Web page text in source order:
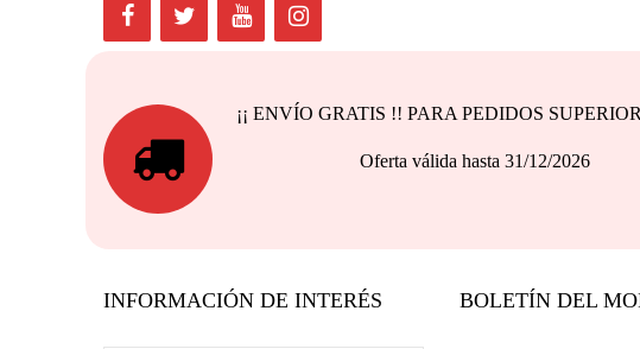
¡¡ ENVÍO GRATIS !! PARA PEDIDOS
Oferta válida hasta 31/
INFORMACIÓN DE INTERÉS BOLETÍN DEL